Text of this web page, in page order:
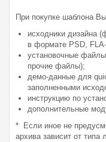
При покупке шаблона
исходники дизайна
в формате PSD,
установочные
прочие файлы);
демо-данные для
заполненными
инструкцию по
дополнительные
* Если иное не
архива зависит от типа